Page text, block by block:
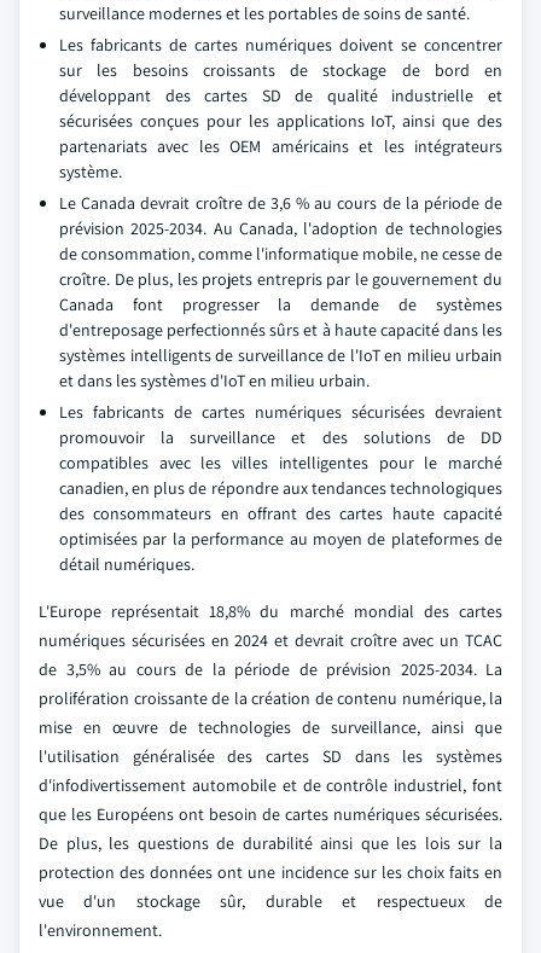
surveillance modernes et les portables de soins de santé.
Les fabricants de cartes numériques doivent se concentrer
sur les besoins croissants de stockage de bord en
développant des cartes SD de qualité industrielle et
sécurisées conçues pour les applications IoT, ainsi que des
partenariats avec les OEM américains et les intégrateurs
système.
Le Canada devrait croître de 3,6 % au cours de la période de
prévision 2025-2034. Au Canada, l'adoption de technologies
de consommation, comme l'informatique mobile, ne cesse de
croître. De plus, les projets entrepris par le gouvernement du
Canada font progresser la demande de systèmes
d'entreposage perfectionnés sûrs et à haute capacité dans les
systèmes intelligents de surveillance de l'IoT en milieu urbain
et dans les systèmes d'IoT en milieu urbain.
Les fabricants de cartes numériques sécurisées devraient
promouvoir la surveillance et des solutions de DD
compatibles avec les villes intelligentes pour le marché
canadien, en plus de répondre aux tendances technologiques
des consommateurs en offrant des cartes haute capacité
optimisées par la performance au moyen de plateformes de
détail numériques.
L'Europe représentait 18,8% du marché mondial des cartes
numériques sécurisées en 2024 et devrait croître avec un TCAC
de 3,5% au cours de la période de prévision 2025-2034. La
prolifération croissante de la création de contenu numérique, la
mise en œuvre de technologies de surveillance, ainsi que
l'utilisation généralisée des cartes SD dans les systèmes
d'infodivertissement automobile et de contrôle industriel, font
que les Européens ont besoin de cartes numériques sécurisées.
De plus, les questions de durabilité ainsi que les lois sur la
protection des données ont une incidence sur les choix faits en
vue d'un stockage sûr, durable et respectueux de
l'environnement.